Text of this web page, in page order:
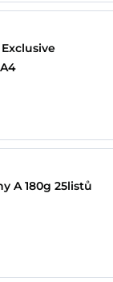
A 180g 25listů